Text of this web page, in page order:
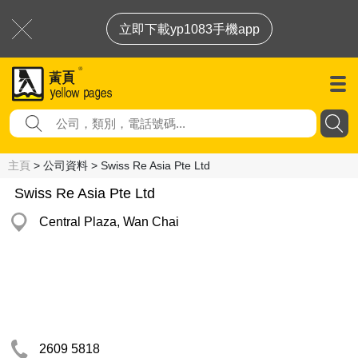
立即下載yp1083手機app
主頁 > 公司資料 > Swiss Re Asia Pte Ltd
Swiss Re Asia Pte Ltd
Central Plaza, Wan Chai
2609 5818